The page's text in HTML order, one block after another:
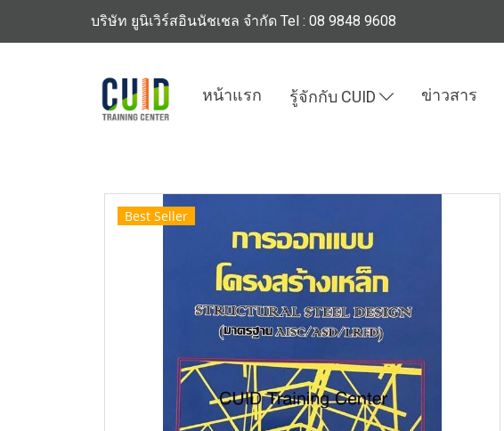
บริษัท ยูนิเวิร์สอินนัชเชล จำกัด Tel : 08 9848 9608
หน้าแรก รู้จักกับ CUID ข่าวสาร
Best Seller